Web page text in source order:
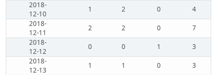
2018-
12-10
1 2 0
4
2018-
12-11
2 2 0
7
2018-
12-12
0 0 1
3
2018-
12-13
1 1 0
3